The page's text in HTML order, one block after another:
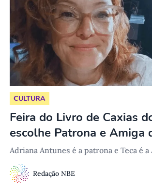
CULTURA
Feira do Livro de Caxias
escolhe Patrona e Amiga
Adriana Antunes é a patrona e Teca é
Redação NBE